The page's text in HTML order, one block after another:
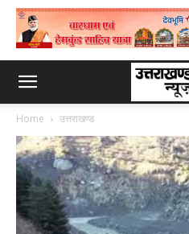
Home उत्तराखण्ड